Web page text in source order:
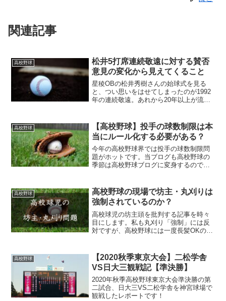
関連記事
高校野球
松井5打席連続敬遠に対する賛否
意見の変化から見えてくること
星稜OBの松井秀樹さんの始球式を見る
と、つい思いをはせてしまったのが1992
年の連続敬遠。あれから20年以上が流
自分を戒めたいことがあるなあと感じ、
書いた記事です。
高校野球
【高校野球】投手の球数制限は本
当にルール化する必要がある？
今年の高校野球界では投手の球数制限問
題がホットです。当ブログも高校野球の
季節は高校野球ブログに変身するので、
高校野球
高校野球の現場で坊主・丸刈りは
強制されているのか？
高校球児の坊主頭を批判する記事を時々
目にします。私も丸刈り「強制」には反
対ですが、高校野球には一度長髪OKの流
て、本当に現場で坊主頭が強制されてい
るのかを考えてみます。
高校野球
【2020秋季東京大会】二松学舎
VS日大三観戦記【準決勝】
2020年秋季高校野球東京大会準決勝の第
二試合、日大三VS二松学舎を神宮球場で
観戦したレポートです！